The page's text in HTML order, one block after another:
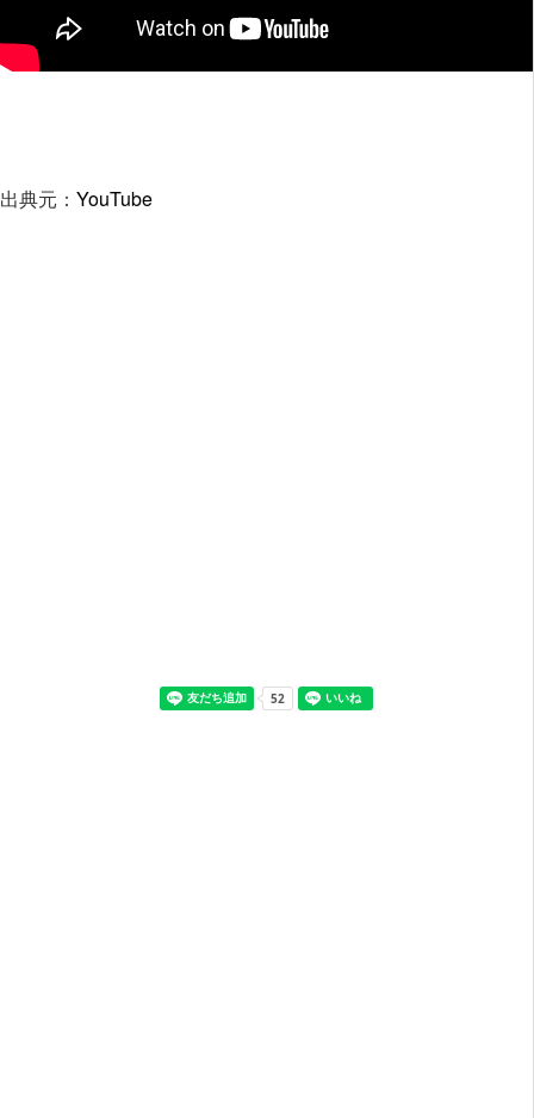
出典元： YouTube